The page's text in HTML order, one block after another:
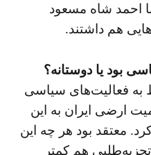
احمد شاه مسعود
هم داشتند.
بود يا دوستانه؟
به فعاليت‌های سياسی
ارضی ايران به اين
معتقد بود هر چه اين
هم كمتر